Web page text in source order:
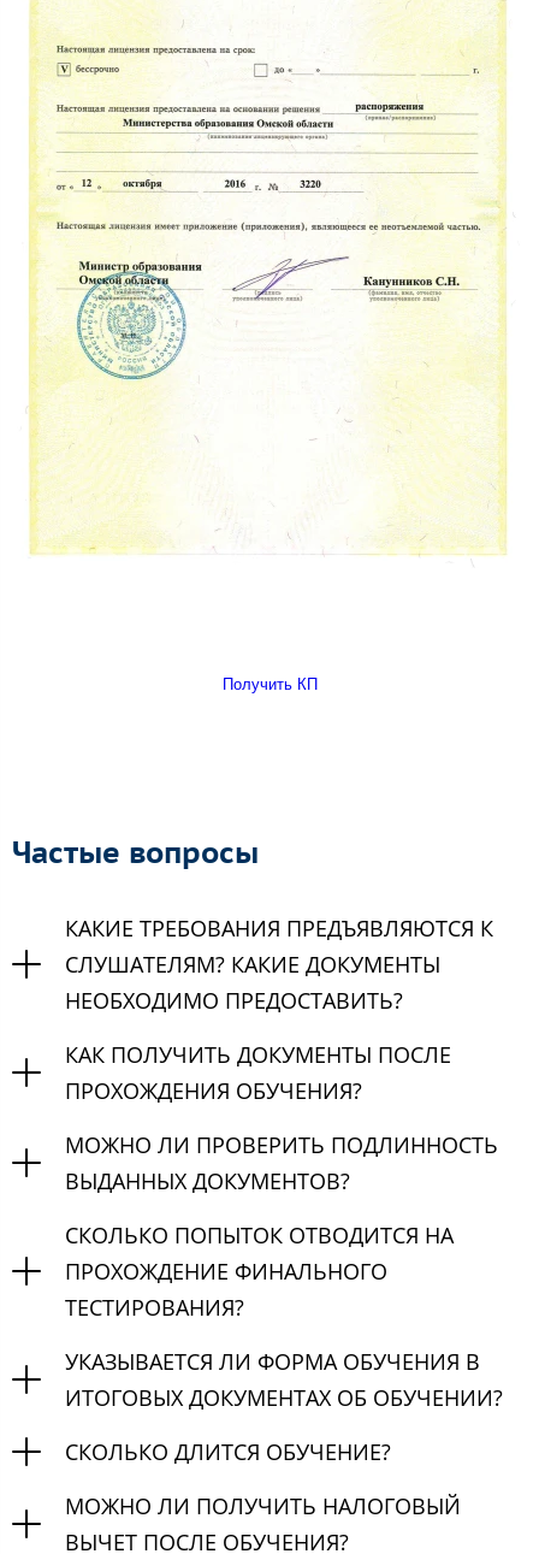
Получить КП
Частые вопросы
КАКИЕ ТРЕБОВАНИЯ ПРЕДЪЯВЛЯЮТСЯ К
СЛУШАТЕЛЯМ? КАКИЕ ДОКУМЕНТЫ
НЕОБХОДИМО ПРЕДОСТАВИТЬ?
КАК ПОЛУЧИТЬ ДОКУМЕНТЫ ПОСЛЕ
ПРОХОЖДЕНИЯ ОБУЧЕНИЯ?
МОЖНО ЛИ ПРОВЕРИТЬ ПОДЛИННОСТЬ
ВЫДАННЫХ ДОКУМЕНТОВ?
СКОЛЬКО ПОПЫТОК ОТВОДИТСЯ НА
ПРОХОЖДЕНИЕ ФИНАЛЬНОГО
ТЕСТИРОВАНИЯ?
УКАЗЫВАЕТСЯ ЛИ ФОРМА ОБУЧЕНИЯ В
ИТОГОВЫХ ДОКУМЕНТАХ ОБ ОБУЧЕНИИ?
СКОЛЬКО ДЛИТСЯ ОБУЧЕНИЕ?
МОЖНО ЛИ ПОЛУЧИТЬ НАЛОГОВЫЙ
ВЫЧЕТ ПОСЛЕ ОБУЧЕНИЯ?